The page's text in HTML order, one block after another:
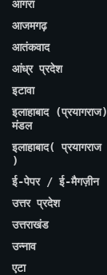
आगरा
आजमगढ़
आतंकवाद
आंध्र प्रदेश
इटावा
इलाहाबाद (प्रयागराज)
मंडल
इलाहाबाद( प्रयागराज
)
ई-पेपर / ई-मैगज़ीन
उत्तर प्रदेश
उत्तराखंड
उन्नाव
एटा